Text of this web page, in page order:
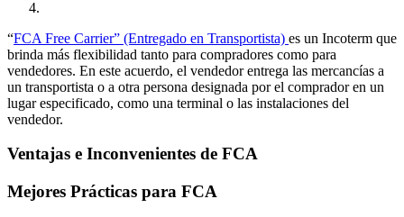
“FCA Free Carrier” (Entregado en Transportista) es un Incoterm que
brinda más flexibilidad tanto para compradores como para
vendedores. En este acuerdo, el vendedor entrega las mercancías a
un transportista o a otra persona designada por el comprador en un
lugar especificado, como una terminal o las instalaciones del
vendedor.
Ventajas e Inconvenientes de FCA
Mejores Prácticas para FCA